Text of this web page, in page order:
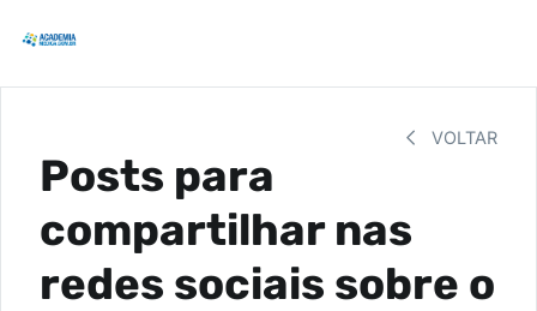
VOLTAR
Posts para
compartilhar nas
redes sociais sobre o